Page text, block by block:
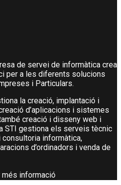
de servei de informàtica crea
per a les diferents solucions
i Particulars.
la creació, implantació i
d’aplicacions i sistemes
creació i disseny web i
STI gestiona els serveis tècnic
informàtica,
d’ordinadors i venda de
més informació